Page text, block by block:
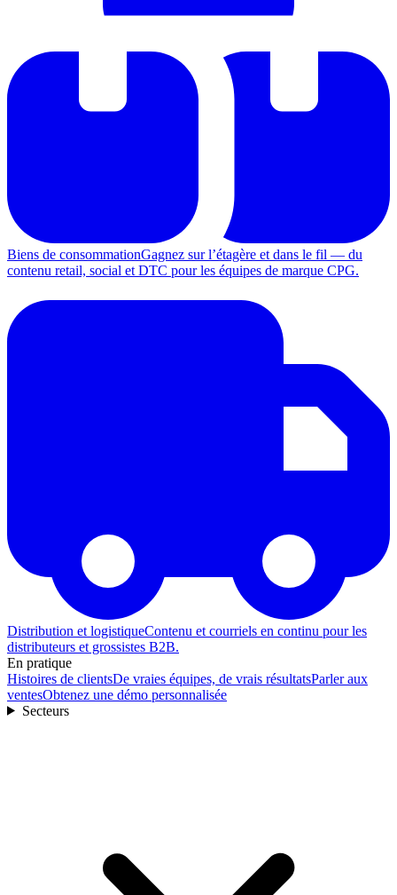
Biens de consommationGagnez sur l’étagère et dans le fil — du
contenu retail, social et DTC pour les équipes de marque CPG.
Distribution et logistiqueContenu et courriels en continu pour les
distributeurs et grossistes B2B.
En pratique
Histoires de clientsDe vraies équipes, de vrais résultatsParler aux
ventesObtenez une démo personnalisée
Secteurs